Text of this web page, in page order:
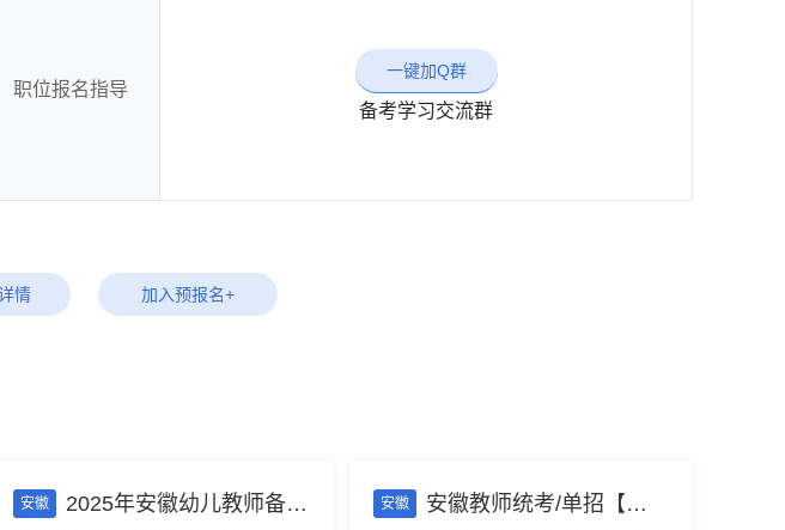
职位报名指导
一键加Q群
备考学习交流群
情 加入预报名+
安徽 2025年安徽幼儿教师备考手册 安徽 安徽教师统考/单招【历年试题大盘点】